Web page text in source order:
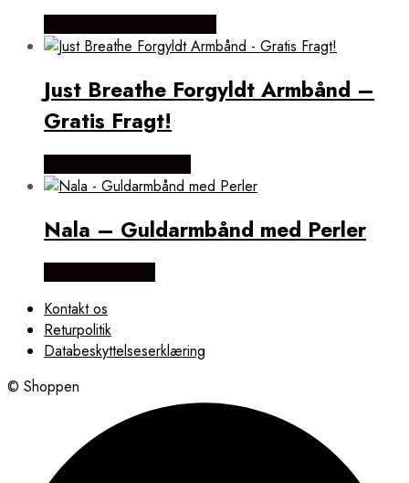
Just Breathe Forgyldt Armbånd –
Gratis Fragt!
Nala – Guldarmbånd med Perler
Kontakt os
Returpolitik
Databeskyttelseserklæring
© Shoppen